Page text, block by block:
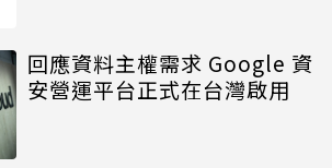
回應資料主權需求 Google 資
安營運平台正式在台灣啟用